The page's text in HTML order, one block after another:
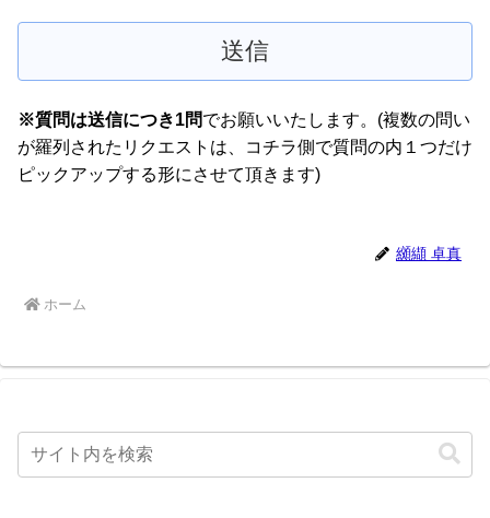
※質問は送信につき1問でお願いいたします。(複数の問い
が羅列されたリクエストは、コチラ側で質問の内１つだけ
ピックアップする形にさせて頂きます)
纐纈 卓真
ホーム